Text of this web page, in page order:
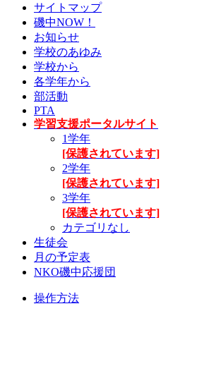
サイトマップ
磯中NOW！
お知らせ
学校のあゆみ
学校から
各学年から
部活動
PTA
学習支援ポータルサイト
1学年
[保護されています]
2学年
[保護されています]
3学年
[保護されています]
カテゴリなし
生徒会
月の予定表
NKO磯中応援団
操作方法